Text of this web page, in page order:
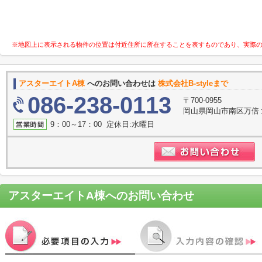
※地図上に表示される物件の位置は付近住所に所在することを表すものであり、実際
アスターエイトA棟 へのお問い合わせは 株式会社B-styleまで
086-238-0113
〒700-0955
岡山県岡山市南区万
9：00～17：00 定休日:水曜日
アスターエイトA棟へのお問い合わせ